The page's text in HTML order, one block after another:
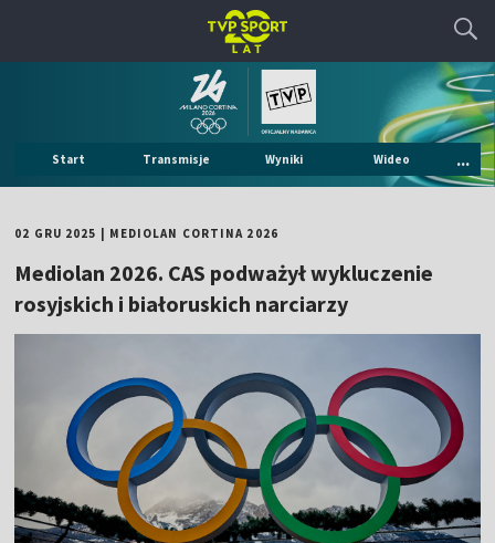
Start Transmisje Wyniki Wideo ...
02 GRU 2025 MEDIOLAN CORTINA 2026
Mediolan 2026. CAS podważył wykluczenie
rosyjskich i białoruskich narciarzy